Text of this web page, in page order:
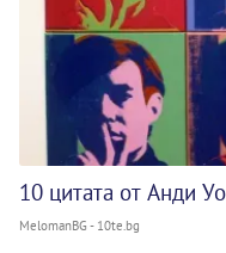
10 цитата от Анди
MelomanBG - 10te.bg